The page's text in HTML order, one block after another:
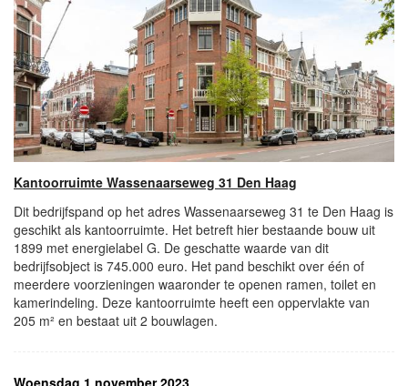
Kantoorruimte Wassenaarseweg 31 Den Haag
Dit bedrijfspand op het adres Wassenaarseweg 31 te Den Haag is
geschikt als kantoorruimte. Het betreft hier bestaande bouw uit
1899 met energielabel G. De geschatte waarde van dit
bedrijfsobject is 745.000 euro. Het pand beschikt over één of
meerdere voorzieningen waaronder te openen ramen, toilet en
kamerindeling. Deze kantoorruimte heeft een oppervlakte van
205 m² en bestaat uit 2 bouwlagen.
Woensdag 1 november 2023